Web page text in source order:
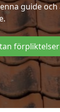
guide
förpliktelser